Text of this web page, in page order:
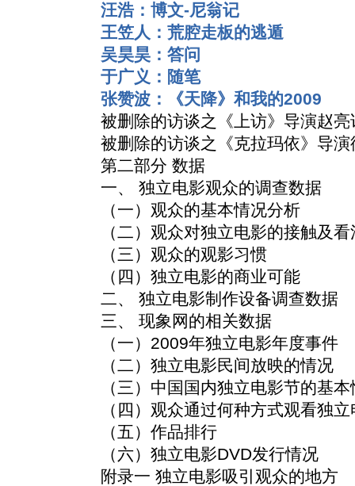
汪浩：博文-尼翁记
王笠人：荒腔走板的逃遁
吴昊昊：答问
于广义：随笔
张赞波：《天降》和我的2009
被删除的访谈之《上访》导演赵亮
被删除的访谈之《克拉玛依》导演
第二部分 数据
一、 独立电影观众的调查数据
（一）观众的基本情况分析
（二）观众对独立电影的接触及看
（三）观众的观影习惯
（四）独立电影的商业可能
二、 独立电影制作设备调查数据
三、 现象网的相关数据
（一）2009年独立电影年度事件
（二）独立电影民间放映的情况
（三）中国国内独立电影节的基本
（四）观众通过何种方式观看独立
（五）作品排行
（六）独立电影DVD发行情况
附录一 独立电影吸引观众的地方